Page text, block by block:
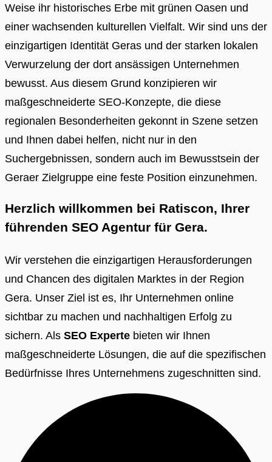
Weise ihr historisches Erbe mit grünen Oasen und
einer wachsenden kulturellen Vielfalt. Wir sind uns der
einzigartigen Identität Geras und der starken lokalen
Verwurzelung der dort ansässigen Unternehmen
bewusst. Aus diesem Grund konzipieren wir
maßgeschneiderte SEO-Konzepte, die diese
regionalen Besonderheiten gekonnt in Szene setzen
und Ihnen dabei helfen, nicht nur in den
Suchergebnissen, sondern auch im Bewusstsein der
Geraer Zielgruppe eine feste Position einzunehmen.
Herzlich willkommen bei Ratiscon, Ihrer
führenden SEO Agentur für Gera.
Wir verstehen die einzigartigen Herausforderungen
und Chancen des digitalen Marktes in der Region
Gera. Unser Ziel ist es, Ihr Unternehmen online
sichtbar zu machen und nachhaltigen Erfolg zu
sichern. Als SEO Experte bieten wir Ihnen
maßgeschneiderte Lösungen, die auf die spezifischen
Bedürfnisse Ihres Unternehmens zugeschnitten sind.